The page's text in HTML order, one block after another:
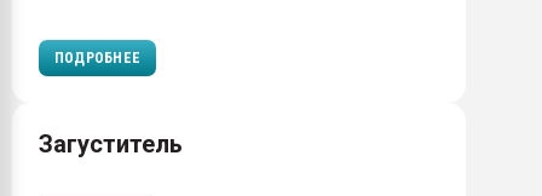
ПОДРОБНЕЕ
Загуститель